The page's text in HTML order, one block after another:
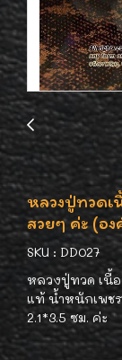
หลวงปู่ทวดเ
สวยๆ ค่ะ (อ
SKU : DD027
หลวงปู่ทวด เนื้
แท้ น้ำหนักเพช
2.1*3.5 ซม. ค่ะ